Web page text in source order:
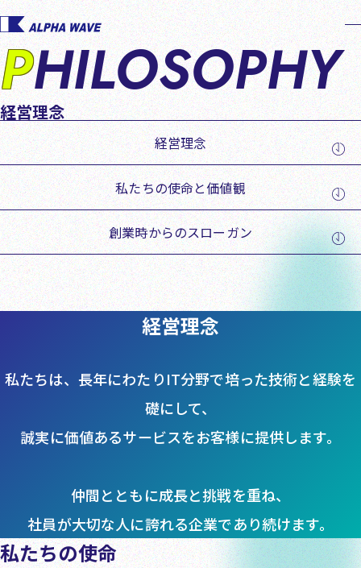
Menu
PHILOSOPHY
経営理念
経営理念
私たちの使命と価値観
創業時からのスローガン
経営理念
私たちは、長年にわたりIT分野で培った技術と経験を
礎にして、
誠実に価値あるサービスをお客様に提供します。
仲間とともに成長と挑戦を重ね、
社員が大切な人に誇れる企業であり続けます。
私たちの使命